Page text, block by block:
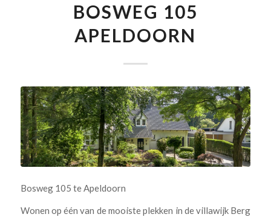
BOSWEG 105
APELDOORN
Bosweg 105 te Apeldoorn
Wonen op één van de mooiste plekken in de villawijk Berg